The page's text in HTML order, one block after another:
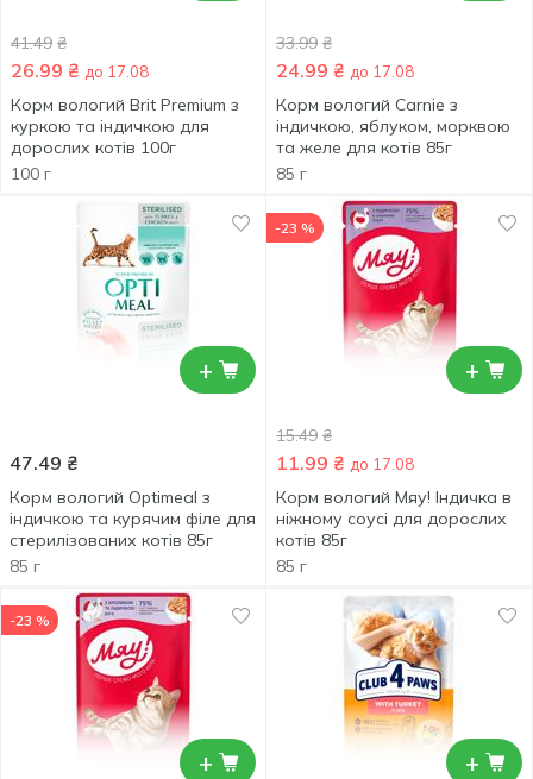
41.49 ₴
26.99 ₴ до 17.08
Корм вологий Brit Premium з
куркою та індичкою для
дорослих котів 100г
100 г
33.99 ₴
24.99 ₴ до 17.08
Корм вологий Carnie з
індичкою, яблуком, морквою
та желе для котів 85г
85 г
+
47.49 ₴
Корм вологий Optimeal з
індичкою та курячим філе для
стерилізованих котів 85г
85 г
+
-23 %
15.49 ₴
11.99 ₴ до 17.08
Корм вологий Мяу! Індичка в
ніжному соусі для дорослих
котів 85г
85 г
+
-23 %
+